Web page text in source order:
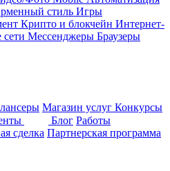
стиль Игры
Крипто и блокчейн Интернет-
Мессенджеры Браузеры
Магазин услуг Конкурсы
Блог Работы
сделка Партнерская программа